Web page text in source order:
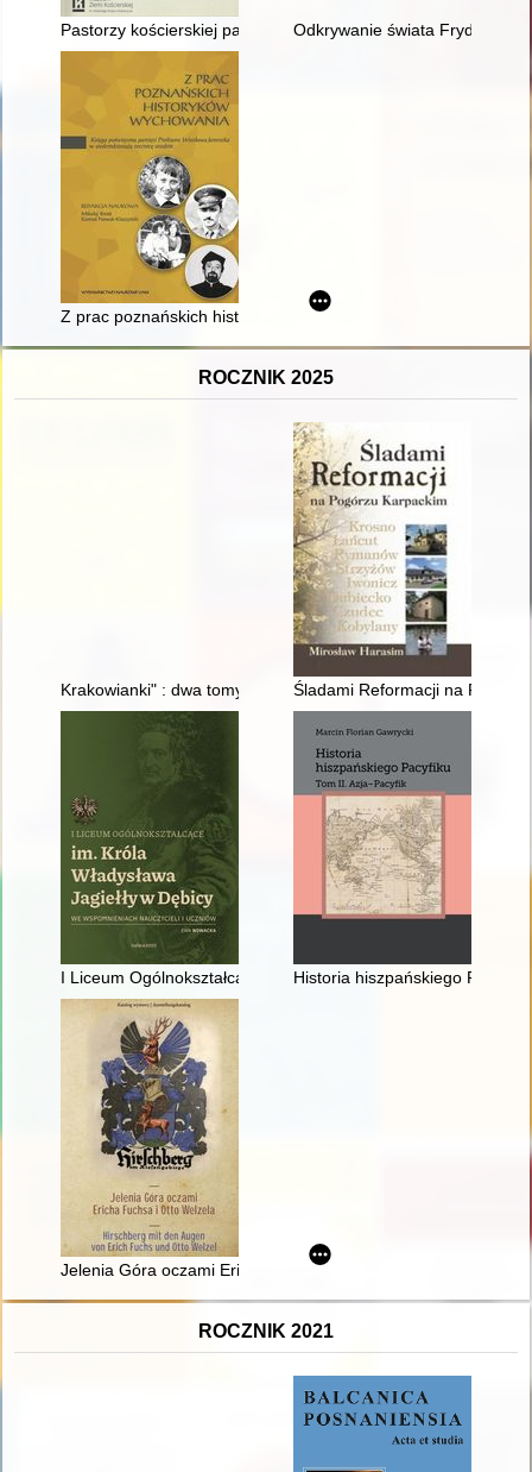
Pastorzy kościerskiej parafii ewangelickiejOdkrywanie świata Fryderyka
Z prac poznańskich historyków wychowania : księga
ROCZNIK 2025
Krakowianki" : dwa tomy "zadumienia", ale i radości :
Śladami Reformacji na
I Liceum Ogólnokształcące im. Króla Władysław Jagiełły w
Historia hiszpańskiego
Jelenia Góra oczami Ericha Fuchsa i Otto Welzela =
ROCZNIK 2021